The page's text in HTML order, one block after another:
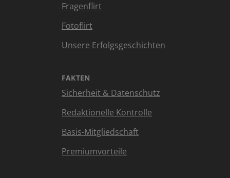
Fragenflirt
Fotoflirt
Unsere Erfolgsgeschichten
FAKTEN
Sicherheit & Datenschutz
Redaktionelle Kontrolle
Basis-Mitgliedschaft
Premiumvorteile